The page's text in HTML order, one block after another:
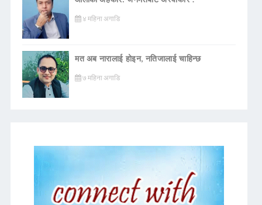
४ महिना अगाडि
मत अब नारालाई होइन, नतिजालाई चाहिन्छ
७ महिना अगाडि